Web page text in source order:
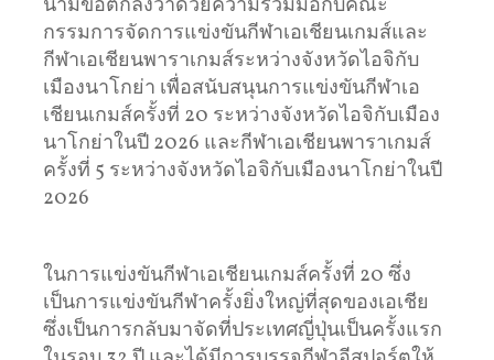
นามข้อตกลงว่าด้วยความร่วมมือกับคณะ
กรรมการจัดการแข่งขันกีฬาเอเชียนเกมส์และ
กีฬาเอเชียนพาราเกมส์ระหว่างจังหวัดไอจิกับ
เมืองนาโกย่า เพื่อสนับสนุนการแข่งขันกีฬาเอ
เชียนเกมส์ครั้งที่ 20 ระหว่างจังหวัดไอจิกับเมือง
นาโกย่าในปี 2026 และกีฬาเอเชียนพาราเกมส์
ครั้งที่ 5 ระหว่างจังหวัดไอจิกับเมืองนาโกย่าในปี
2026
ในการแข่งขันกีฬาเอเชียนเกมส์ครั้งที่ 20 ซึ่ง
เป็นการแข่งขันกีฬาครั้งยิ่งใหญ่ที่สุดของเอเชีย
ซึ่งเป็นการกลับมาจัดที่ประเทศญี่ปุ่นเป็นครั้งแรก